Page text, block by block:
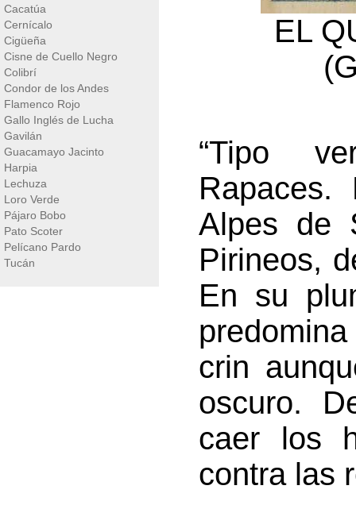
Cacatúa
Cernícalo
Cigüeña
Cisne de Cuello Negro
Colibrí
Condor de los Andes
Flamenco Rojo
Gallo Inglés de Lucha
Gavilán
Guacamayo Jacinto
Harpia
Lechuza
Loro Verde
Pájaro Bobo
Pato Scoter
Pelícano Pardo
Tucán
EL
“Tipo
Rapaces.
Alpes de
Pirineos,
En su
crin
oscuro.
caer los
contra las